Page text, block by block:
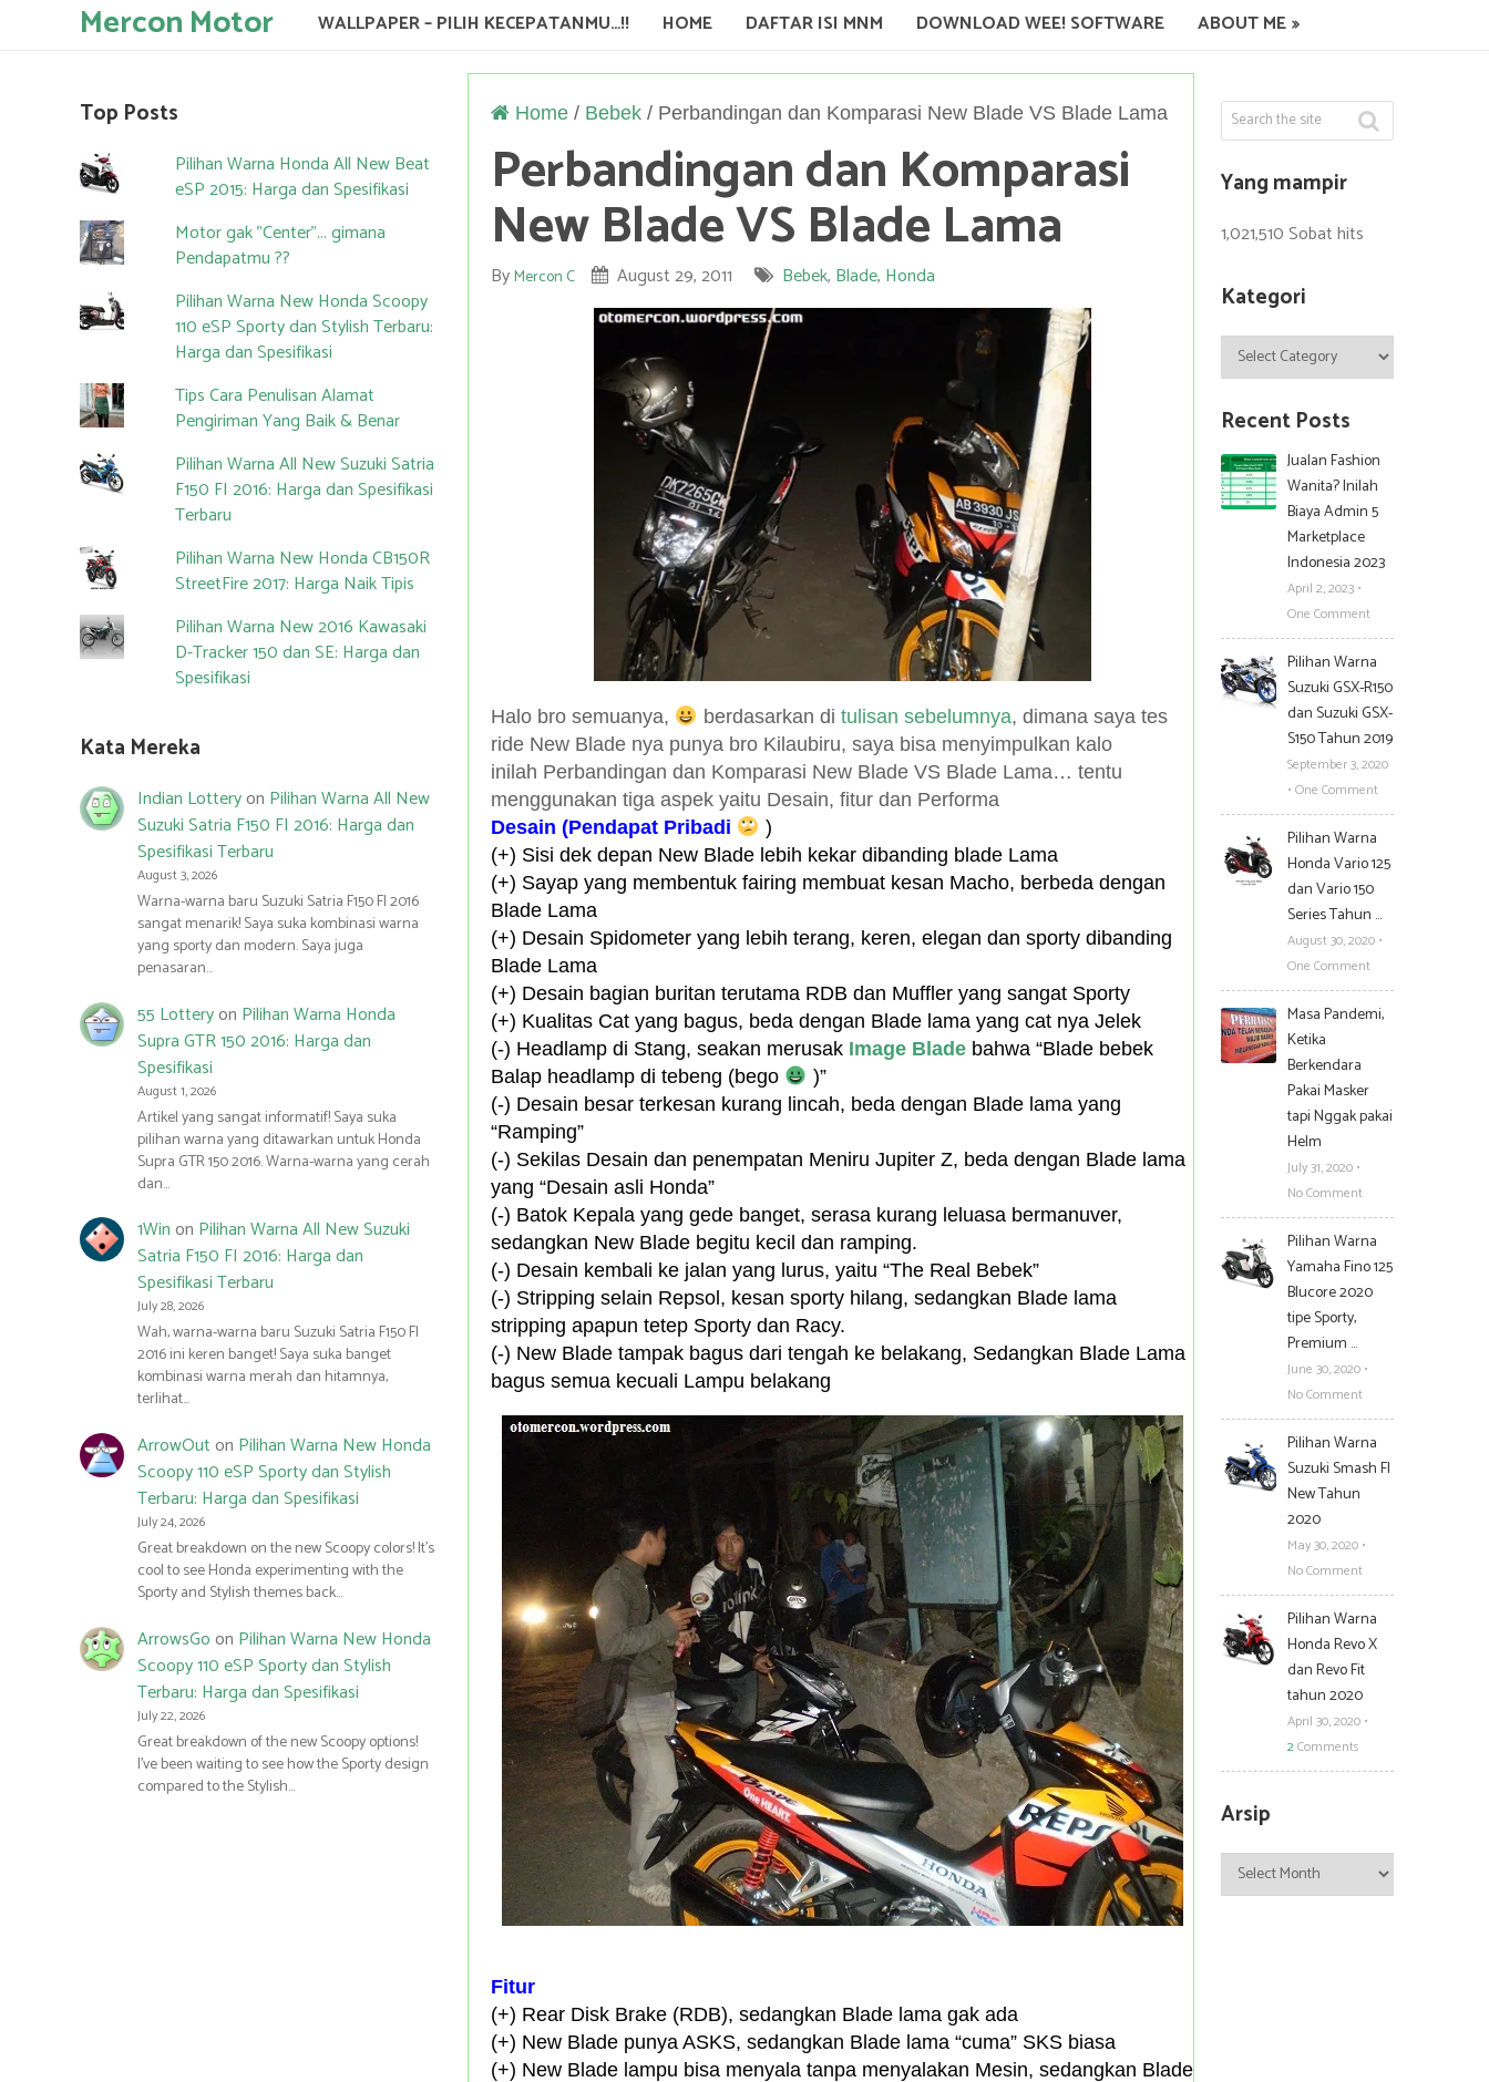
Mercon Motor WALLPAPER – PILIH KECEPATANMU…!! HOME DAFTAR ISI MNM DOWNLOAD WEE! SOFTWARE ABOUT ME
Yang mampir
1,021,510 Sobat hits
Kategori
Kategori
Recent Posts
Jualan Fashion
Wanita? Inilah
Biaya Admin 5
Marketplace
Indonesia 2023
April 2, 2023 •
One Comment
Pilihan Warna
Suzuki GSX-R150
dan Suzuki GSX-
S150 Tahun 2019
September 3, 2020
• One Comment
Pilihan Warna
Honda Vario 125
dan Vario 150
Series Tahun …
August 30, 2020 •
One Comment
Masa Pandemi,
Ketika
Berkendara
Pakai Masker
tapi Nggak pakai
Helm
July 31, 2020 •
No Comment
Pilihan Warna
Yamaha Fino 125
Blucore 2020
tipe Sporty,
Premium …
June 30, 2020 •
No Comment
Pilihan Warna
Suzuki Smash FI
New Tahun
2020
May 30, 2020 •
No Comment
Pilihan Warna
Honda Revo X
dan Revo Fit
tahun 2020
April 30, 2020 •
2Comments
Arsip
Arsip
Home / Bebek / Perbandingan dan Komparasi New Blade VS Blade Lama
Perbandingan dan Komparasi
New Blade VS Blade Lama
ByMercon C August 29, 2011 Bebek, Blade, Honda
Halo bro semuanya, berdasarkan di tulisan sebelumnya, dimana saya tes
ride New Blade nya punya bro Kilaubiru, saya bisa menyimpulkan kalo
inilah Perbandingan dan Komparasi New Blade VS Blade Lama… tentu
menggunakan tiga aspek yaitu Desain, fitur dan Performa
Desain (Pendapat Pribadi
)
(+) Sisi dek depan New Blade lebih kekar dibanding blade Lama
(+) Sayap yang membentuk fairing membuat kesan Macho, berbeda dengan
Blade Lama
(+) Desain Spidometer yang lebih terang, keren, elegan dan sporty dibanding
Blade Lama
(+) Desain bagian buritan terutama RDB dan Muffler yang sangat Sporty
(+) Kualitas Cat yang bagus, beda dengan Blade lama yang cat nya Jelek
(-) Headlamp di Stang, seakan merusak Image Blade bahwa “Blade bebek
Balap headlamp di tebeng (bego
)”
(-) Desain besar terkesan kurang lincah, beda dengan Blade lama yang
“Ramping”
(-) Sekilas Desain dan penempatan Meniru Jupiter Z, beda dengan Blade lama
yang “Desain asli Honda”
(-) Batok Kepala yang gede banget, serasa kurang leluasa bermanuver,
sedangkan New Blade begitu kecil dan ramping.
(-) Desain kembali ke jalan yang lurus, yaitu “The Real Bebek”
(-) Stripping selain Repsol, kesan sporty hilang, sedangkan Blade lama
stripping apapun tetep Sporty dan Racy.
(-) New Blade tampak bagus dari tengah ke belakang, Sedangkan Blade Lama
bagus semua kecuali Lampu belakang
Fitur
(+) Rear Disk Brake (RDB), sedangkan Blade lama gak ada
(+) New Blade punya ASKS, sedangkan Blade lama “cuma” SKS biasa
(+) New Blade lampu bisa menyala tanpa menyalakan Mesin, sedangkan Blade
Top Posts
Pilihan Warna Honda All New Beat
eSP 2015: Harga dan Spesifikasi
Motor gak "Center"... gimana
Pendapatmu ??
Pilihan Warna New Honda Scoopy
110 eSP Sporty dan Stylish Terbaru:
Harga dan Spesifikasi
Tips Cara Penulisan Alamat
Pengiriman Yang Baik & Benar
Pilihan Warna All New Suzuki Satria
F150 FI 2016: Harga dan Spesifikasi
Terbaru
Pilihan Warna New Honda CB150R
StreetFire 2017: Harga Naik Tipis
Pilihan Warna New 2016 Kawasaki
D-Tracker 150 dan SE: Harga dan
Spesifikasi
Kata Mereka
Indian Lotteryon Pilihan Warna All New
Suzuki Satria F150 FI 2016: Harga dan
Spesifikasi Terbaru
August 3, 2026
Warna-warna baru Suzuki Satria F150 FI 2016
sangat menarik! Saya suka kombinasi warna
yang sporty dan modern. Saya juga
penasaran…
55 Lotteryon Pilihan Warna Honda
Supra GTR 150 2016: Harga dan
Spesifikasi
August 1, 2026
Artikel yang sangat informatif! Saya suka
pilihan warna yang ditawarkan untuk Honda
Supra GTR 150 2016. Warna-warna yang cerah
dan…
1Winon Pilihan Warna All New Suzuki
Satria F150 FI 2016: Harga dan
Spesifikasi Terbaru
July 28, 2026
Wah, warna-warna baru Suzuki Satria F150 FI
2016 ini keren banget! Saya suka banget
kombinasi warna merah dan hitamnya,
terlihat…
ArrowOuton Pilihan Warna New Honda
Scoopy 110 eSP Sporty dan Stylish
Terbaru: Harga dan Spesifikasi
July 24, 2026
Great breakdown on the new Scoopy colors! It’s
cool to see Honda experimenting with the
Sporty and Stylish themes back…
ArrowsGoon Pilihan Warna New Honda
Scoopy 110 eSP Sporty dan Stylish
Terbaru: Harga dan Spesifikasi
July 22, 2026
Great breakdown of the new Scoopy options!
I’ve been waiting to see how the Sporty design
compared to the Stylish…